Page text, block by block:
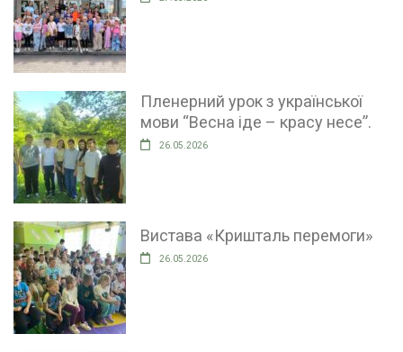
Пленерний урок з української
мови “Весна іде – красу несе”.
26.05.2026
Вистава «Кришталь перемоги»
26.05.2026